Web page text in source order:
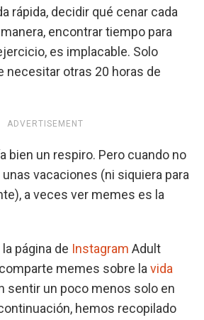
rápida, decidir qué cenar cada
encontrar tiempo para
es implacable. Solo
necesitar otras 20 horas de
ADVERTISEMENT
bien un respiro. Pero cuando no
vacaciones (ni siquiera para
a veces ver memes es la
página de Instagram Adult
memes sobre la vida
sentir un poco menos solo en
hemos recopilado